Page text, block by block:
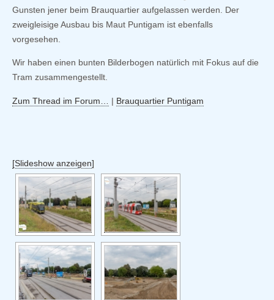
Gunsten jener beim Brauquartier aufgelassen werden. Der
zweigleisige Ausbau bis Maut Puntigam ist ebenfalls
vorgesehen.
Wir haben einen bunten Bilderbogen natürlich mit Fokus auf die
Tram zusammengestellt.
Zum Thread im Forum… | Brauquartier Puntigam
[Slideshow anzeigen]